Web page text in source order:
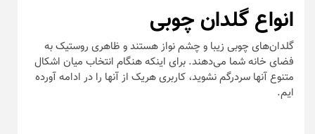
انواع گلدان چوبی
گلدان‌های چوبی زیبا و چشم نواز هستند و ظاهری روستیک به
فضای خانه شما می‌دهند. برای اینکه هنگام انتخاب میان اشکال
متنوع آنها سردرگم نشوید، کاربری هریک از آنها را در ادامه آورده
ایم.